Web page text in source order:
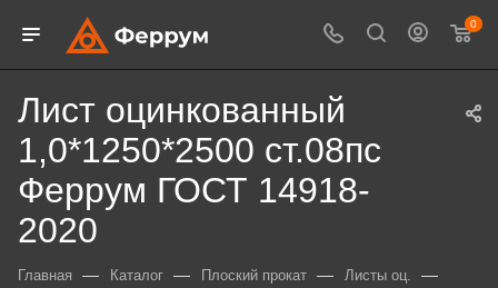
0
Лист оцинкованный
1,0*1250*2500 ст.08пс
Феррум ГОСТ 14918-
2020
Главная — Каталог — Плоский прокат — Листы оц. —